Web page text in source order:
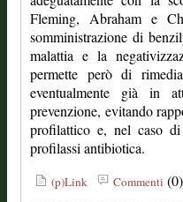
Fleming, Abraham e
somministrazione di
malattia e la
permette però di
eventualmente già in
prevenzione, evitando
profilattico e, nel caso
profilassi antibiotica.
(p)Link Commenti (0)